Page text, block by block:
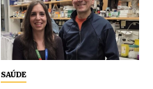
SAÚDE